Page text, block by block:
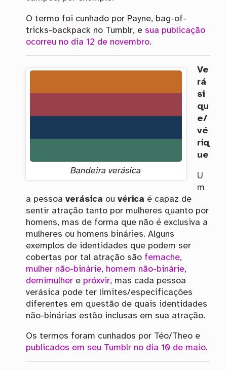
O termo foi cunhado por Payne, bag-of-
tricks-backpack no Tumblr, e sua publicação
ocorreu no dia 12 de novembro.
Bandeira verásica
Ve
rá
si
qu
e/
vé
riq
ue
U
m
a pessoa verásica ou vérica é capaz de
sentir atração tanto por mulheres quanto por
homens, mas de forma que não é exclusiva a
mulheres ou homens bináries. Alguns
exemplos de identidades que podem ser
cobertas por tal atração são femache,
mulher não-binárie, homem não-binárie,
demimulhere próxvir, mas cada pessoa
verásica pode ter limites/especificações
diferentes em questão de quais identidades
não-binárias estão inclusas em sua atração.
Os termos foram cunhados por Téo/Theo e
publicados em seu Tumblr no dia 10 de maio.